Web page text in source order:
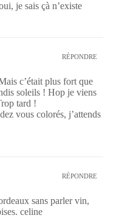
je sais çà n’existe
RÉPONDRE
c’était plus fort que
soleils ! Hop je viens
tard !
vous colorés, j’attends
RÉPONDRE
sans parler vin,
celine